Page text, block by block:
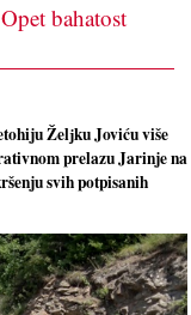
bahatost
Želјku Joviću više
prelazu Jarinje na
svih potpisanih